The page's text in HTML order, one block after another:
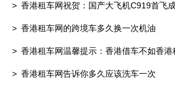
香港租车网祝贺：国产大飞机C919首飞
香港租车网的跨境车多久换一次机油
香港租车网温馨提示：香港借车不如香港
香港租车网告诉你多久应该洗车一次